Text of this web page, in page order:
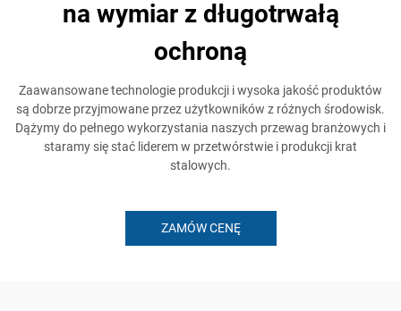
na wymiar z długotrwałą
ochroną
Zaawansowane technologie produkcji i wysoka jakość produktów
są dobrze przyjmowane przez użytkowników z różnych środowisk.
Dążymy do pełnego wykorzystania naszych przewag branżowych i
staramy się stać liderem w przetwórstwie i produkcji krat
stalowych.
ZAMÓW CENĘ